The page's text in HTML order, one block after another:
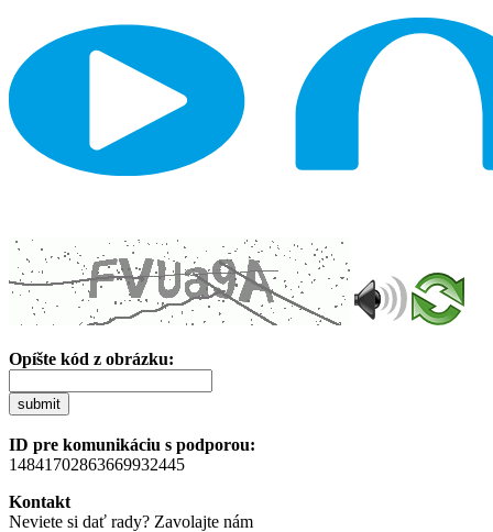
Opíšte kód z obrázku:
submit
ID pre komunikáciu s podporou:
14841702863669932445
Kontakt
Neviete si dať rady? Zavolajte nám